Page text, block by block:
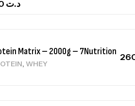
د.ت
Matrix – 2000g – 7Nutrition
,WHEY